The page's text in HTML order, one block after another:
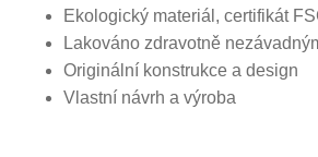
Ekologický materiál, certifikát
Lakováno zdravotně
Originální konstrukce a design
Vlastní návrh a výroba